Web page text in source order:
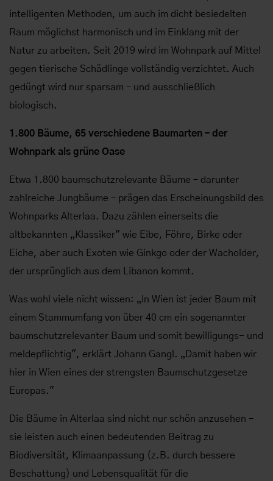
intelligenten Methoden, um auch im dicht besiedelten
Raum möglichst harmonisch und im Einklang mit der
Natur zu arbeiten. Seit 2019 wird im Wohnpark auf Mittel
gegen tierische Schädlinge vollständig verzichtet. Auch
gedüngt wird nur sparsam – und ausschließlich
biologisch.
1.800 Bäume, 65 verschiedene Baumarten – der
Wohnpark als grüne Oase
Etwa 1.800 baumschutzrelevante Bäume – darunter
zahlreiche Jungbäume – prägen das Erscheinungsbild des
Wohnparks Alterlaa. Dazu zählen einerseits die
altbekannten „Klassiker" wie Eibe, Föhre, Birke oder
Eiche, aber auch Exoten wie Ginkgo oder der Wacholder,
der ursprünglich aus dem Libanon kommt.
Was wohl viele nicht wissen: „In Wien ist jeder Baum mit
einem Stammumfang von über 40 cm ein sogenannter
baumschutzrelevanter Baum und somit bewilligungs- und
meldepflichtig", erklärt Johann Gangl. „Damit haben wir
hier in Wien eines der strengsten Baumschutzgesetze
Europas."
Die Bäume in Alterlaa sind nicht nur schön anzusehen –
sie leisten auch einen bedeutenden Beitrag zu
Biodiversität, Klimaanpassung (z.B. durch bessere
Beschattung) und Lebensqualität für die